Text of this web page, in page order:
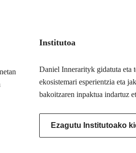
Institutoa
Daniel Innerarityk gidatuta eta
ekosistemari esperientzia eta
bakoitzaren inpaktua indartuz
Ezagutu Institutoako